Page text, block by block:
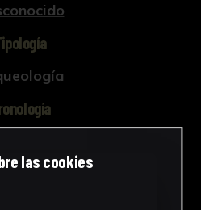
Estilo
las cookies